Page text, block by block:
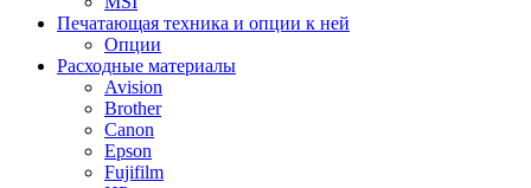
Печатающая техника и опции к ней
Опции
Расходные материалы
Avision
Brother
Canon
Epson
Fujifilm